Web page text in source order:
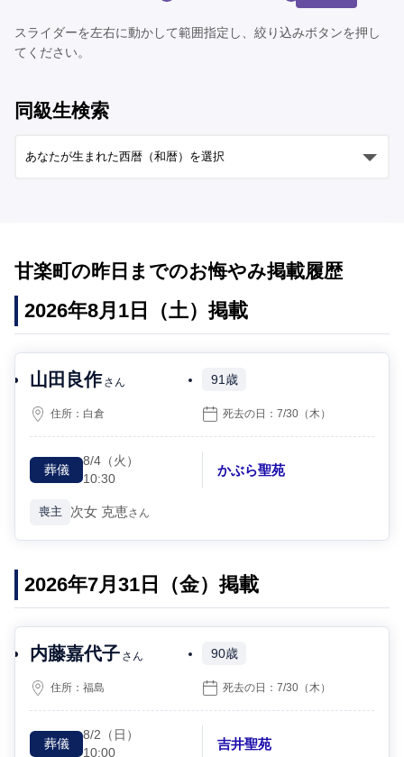
スライダーを左右に動かして範囲指定し、絞り込みボタンを押し
てください。
同級生検索
甘楽町の昨日までのお悔やみ掲載履歴
2026年8月1日（土）掲載
山田良作 さん 91歳
住所： 白倉 死去の日：7/30 （木）
葬儀
8/4 （火）
10:30
かぶら聖苑
喪主 次女 克恵さん
2026年7月31日（金）掲載
内藤嘉代子 さん 90歳
住所：福島 死去の日：7/30 （木）
葬儀
8/2 （日）
10:00
吉井聖苑